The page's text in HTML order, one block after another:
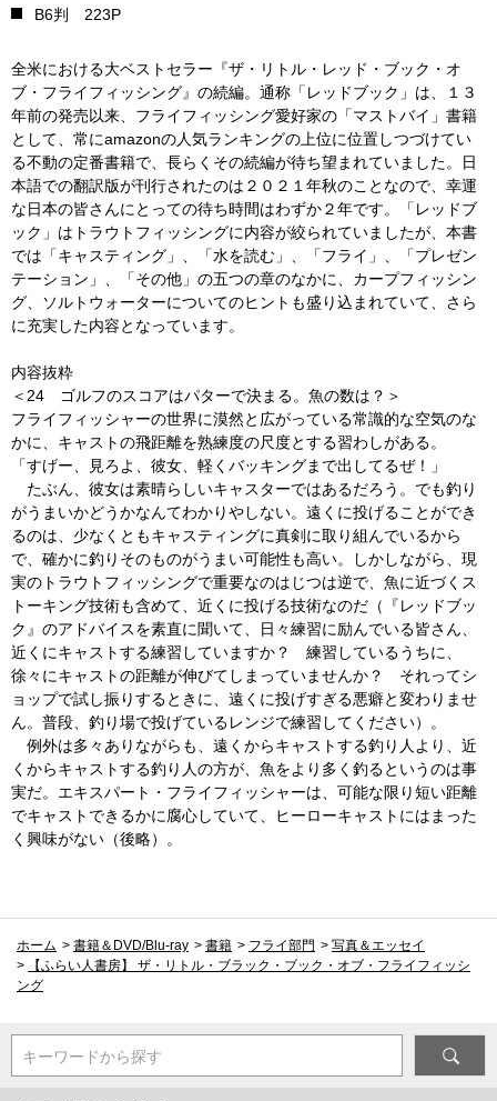
B6判 223P
全米における大ベストセラー『ザ・リトル・レッド・ブック・オ
ブ・フライフィッシング』の続編。通称「レッドブック」は、１３
年前の発売以来、フライフィッシング愛好家の「マストバイ」書籍
として、常にamazonの人気ランキングの上位に位置しつづけてい
る不動の定番書籍で、長らくその続編が待ち望まれていました。日
本語での翻訳版が刊行されたのは２０２１年秋のことなので、幸運
な日本の皆さんにとっての待ち時間はわずか２年です。「レッドブ
ック」はトラウトフィッシングに内容が絞られていましたが、本書
では「キャスティング」、「水を読む」、「フライ」、「プレゼン
テーション」、「その他」の五つの章のなかに、カープフィッシン
グ、ソルトウォーターについてのヒントも盛り込まれていて、さら
に充実した内容となっています。
内容抜粋
＜24 ゴルフのスコアはパターで決まる。魚の数は？＞
フライフィッシャーの世界に漠然と広がっている常識的な空気のな
かに、キャストの飛距離を熟練度の尺度とする習わしがある。
「すげー、見ろよ、彼女、軽くバッキングまで出してるぜ！」
たぶん、彼女は素晴らしいキャスターではあるだろう。でも釣り
がうまいかどうかなんてわかりやしない。遠くに投げることができ
るのは、少なくともキャスティングに真剣に取り組んでいるから
で、確かに釣りそのものがうまい可能性も高い。しかしながら、現
実のトラウトフィッシングで重要なのはじつは逆で、魚に近づくス
トーキング技術も含めて、近くに投げる技術なのだ（『レッドブッ
ク』のアドバイスを素直に聞いて、日々練習に励んでいる皆さん、
近くにキャストする練習していますか？ 練習しているうちに、
徐々にキャストの距離が伸びてしまっていませんか？ それってシ
ョップで試し振りするときに、遠くに投げすぎる悪癖と変わりませ
ん。普段、釣り場で投げているレンジで練習してください）。
例外は多々ありながらも、遠くからキャストする釣り人より、近
くからキャストする釣り人の方が、魚をより多く釣るというのは事
実だ。エキスパート・フライフィッシャーは、可能な限り短い距離
でキャストできるかに腐心していて、ヒーローキャストにはまった
く興味がない（後略）。
ホーム > 書籍＆DVD/Blu-ray > 書籍 > フライ部門 > 写真＆エッセイ
>
【ふらい人書房】 ザ・リトル・ブラック・ブック・オブ・フライフィッシ
ング
キーワードから探す